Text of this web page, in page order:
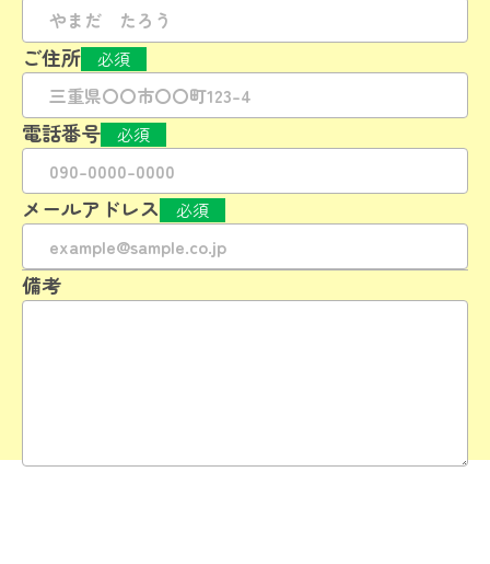
ご住所 必須
電話番号 必須
メールアドレス 必須
備考